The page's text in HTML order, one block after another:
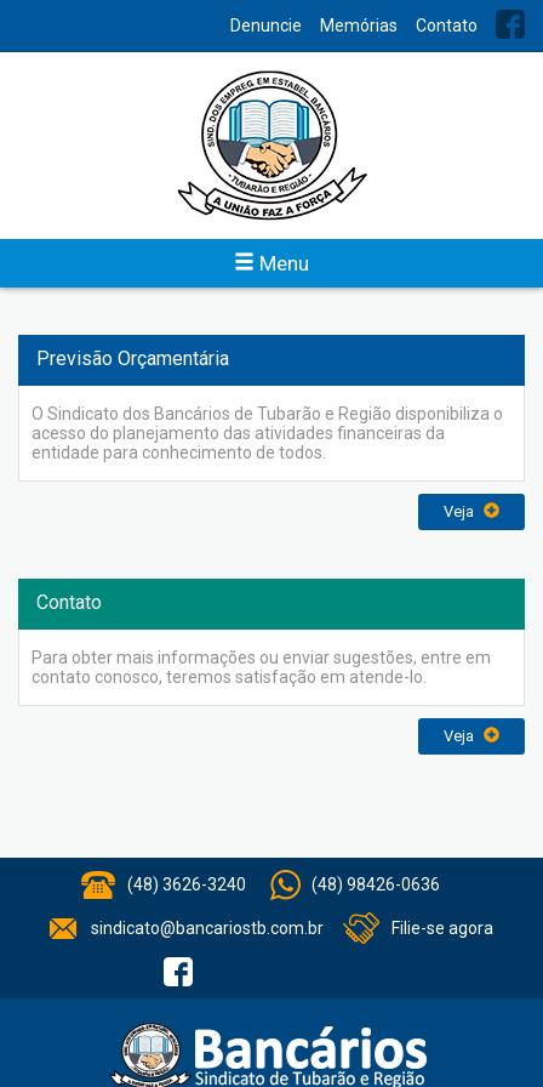
Denuncie Memórias Contato
Menu
Um sindicato atuante, bem estruturado, é a demonstração
clara de uma categoria bem organizada e unida, fortalecida
para os conflitos naturais que se estabelecem na relação entre
Previsão Orçamentária
O Sindicato dos Bancários de Tubarão e Região disponibiliza o
acesso do planejamento das atividades financeiras da
entidade para conhecimento de todos.
Veja
Contato
Para obter mais informações ou enviar sugestões, entre em
contato conosco, teremos satisfação em atende-lo.
Veja
(48) 3626-3240 (48) 98426-0636
sindicato@bancariostb.com.br Filie-se agora